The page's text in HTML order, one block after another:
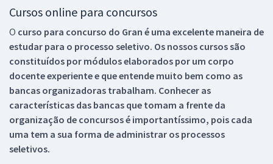
Cursos online para concursos
O curso para concurso do Gran é uma excelente maneira de
estudar para o processo seletivo. Os nossos cursos são
constituídos por módulos elaborados por um corpo
docente experiente e que entende muito bem como as
bancas organizadoras trabalham. Conhecer as
características das bancas que tomam a frente da
organização de concursos é importantíssimo, pois cada
uma tem a sua forma de administrar os processos
seletivos.